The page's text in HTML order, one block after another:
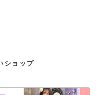
ショップ